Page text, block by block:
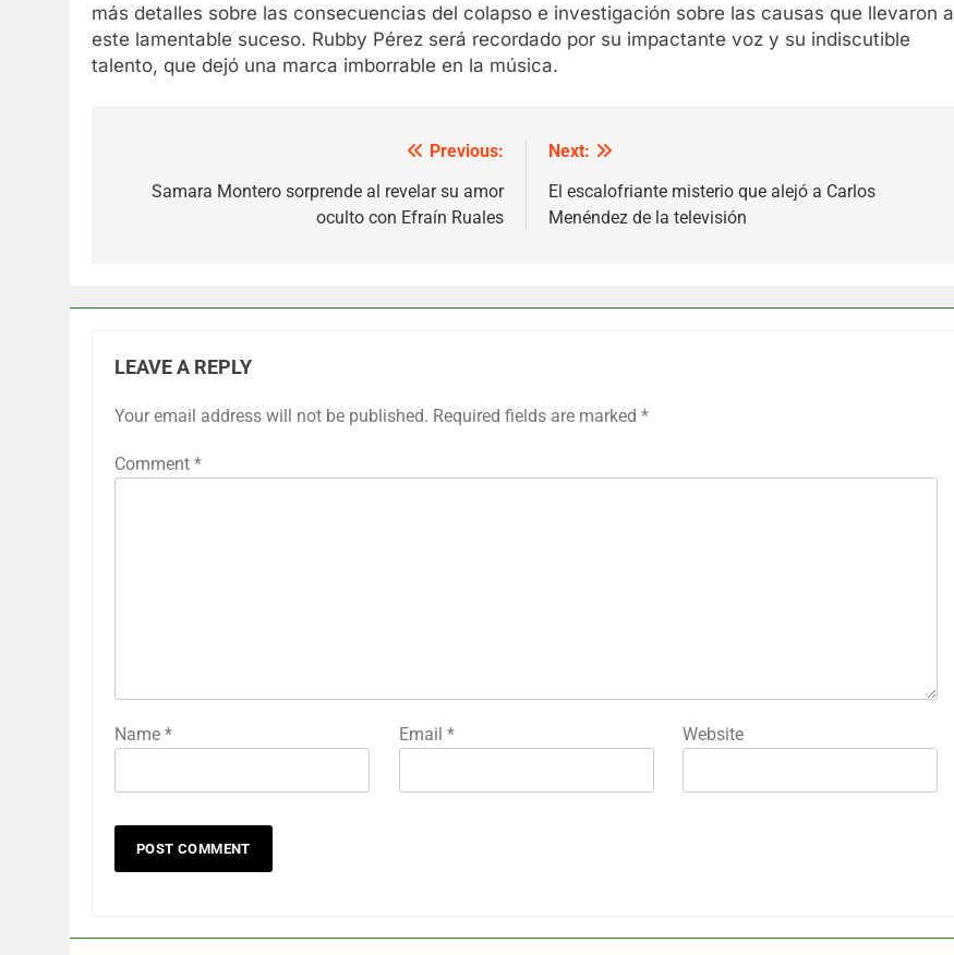
más detalles sobre las consecuencias del colapso e investigación sobre las causas que llevaron a
este lamentable suceso. Rubby Pérez será recordado por su impactante voz y su indiscutible
talento, que dejó una marca imborrable en la música.
navigation
Previous:
Samara Montero sorprende al revelar su amor
oculto con Efraín Ruales
Next:
El escalofriante misterio que alejó a Carlos
Menéndez de la televisión
LEAVE A REPLY
Your email address will not be published. Required fields are marked *
Comment *
Name * Email * Website